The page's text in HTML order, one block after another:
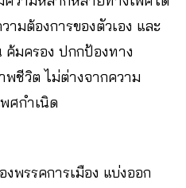
มต้องการของตัวเอง และ
ค้มครอง ปกกป้องทาง
ชีวิต ไม่ต่างจากความ
ศกำเนิด
พรรคการเมือง แบ่งออก